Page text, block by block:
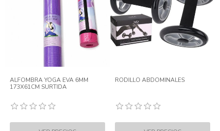
ALFOMBRA YOGA EVA 6MM
173X61CM SURTIDA
RODILLO ABDOMINALES